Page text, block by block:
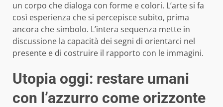
un corpo che dialoga con forme e colori. L’arte si fa
così esperienza che si percepisce subito, prima
ancora che simbolo. L’intera sequenza mette in
discussione la capacità dei segni di orientarci nel
presente e di costruire il rapporto con le immagini.
Utopia oggi: restare umani
con l’azzurro come orizzonte